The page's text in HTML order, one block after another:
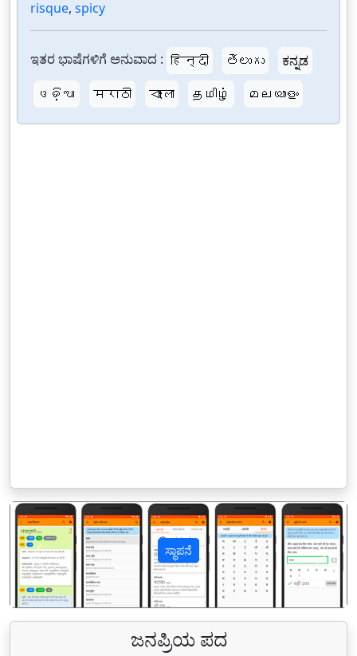
risque, spicy
ಇತರ ಭಾಷೆಗಳಿಗೆ ಅನುವಾದ : हिन्दी తెలుగు
ಕನ್ನಡ
ଓଡ଼ିଆ
मराठी বাংলা தமிழ் മലയാളം
ಸ್ಥಾಪನೆ
पिछला
ಜನಪ್ರಿಯ ಪದ